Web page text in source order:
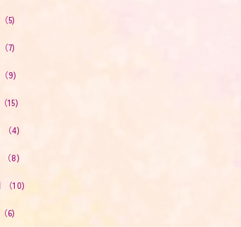
（5)
（7)
（9)
（15)
（4)
（8)
（10)
（6)